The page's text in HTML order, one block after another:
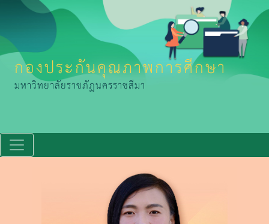
กองประกันคุณภาพการศึกษา
มหาวิทยาลัยราชภัฏนครราชสีมา